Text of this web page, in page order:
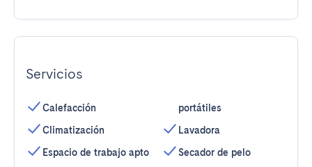
Servicios
Calefacción
Climatización
Espacio de trabajo apto
portátiles
Lavadora
Secador de pelo